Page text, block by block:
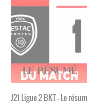
J21 Ligue 2 BKT - Le